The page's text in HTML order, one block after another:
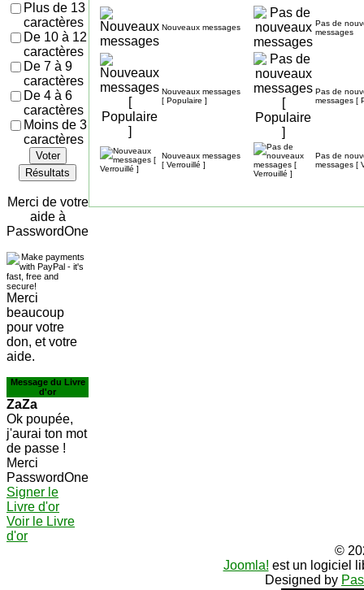
Plus de 13
caractères
De 10 à 12
caractères
De 7 à 9
caractères
De 4 à 6
caractères
Moins de 3
caractères
Voter
Résultats
Merci de votre
aide à
PasswordOne
Merci
beaucoup
pour votre
don, et votre
aide.
Message du Livre
d'or
ZaZa
Ok poupée,
j'aurai ton mot
de passe !
Merci
PasswordOne
Signer le
Livre d'or
Voir le Livre
d'or
Nouveaux messages
Pas de
messages
Nouveaux messages
[ Populaire ]
Pas de
messages [
Nouveaux messages
[ Verrouillé ]
Pas de
messages [
©
Joomla! est un logiciel
Designed by